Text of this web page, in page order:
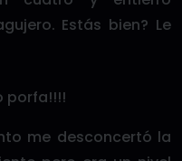
Estás bien? Le
porfa!!!!
me desconcertó la